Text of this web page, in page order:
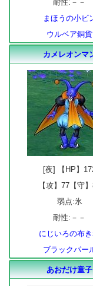
耐性:－－
まほうの小ビ
ウルベア銅貨
カメレオンマ
[夜] 【HP】
【攻】77【守
弱点:氷
耐性:－－
にじいろの布
ブラックパー
あおだけ童子